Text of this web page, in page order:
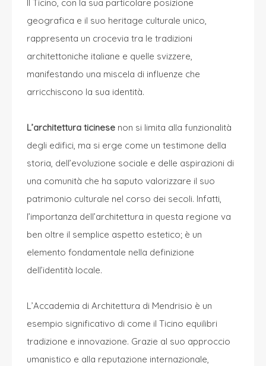
Il Ticino, con la sua particolare posizione
geografica e il suo heritage culturale unico,
rappresenta un crocevia tra le tradizioni
architettoniche italiane e quelle svizzere,
manifestando una miscela di influenze che
arricchiscono la sua identità.
L’architettura ticinese non si limita alla funzionalità
degli edifici, ma si erge come un testimone della
storia, dell’evoluzione sociale e delle aspirazioni di
una comunità che ha saputo valorizzare il suo
patrimonio culturale nel corso dei secoli. Infatti,
l’importanza dell’architettura in questa regione va
ben oltre il semplice aspetto estetico; è un
elemento fondamentale nella definizione
dell’identità locale.
L’Accademia di Architettura di Mendrisio è un
esempio significativo di come il Ticino equilibri
tradizione e innovazione. Grazie al suo approccio
umanistico e alla reputazione internazionale,